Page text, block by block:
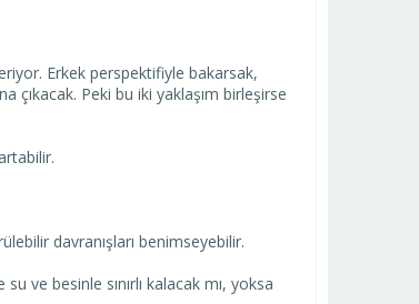
Erkek perspektifiyle bakarsak,
Peki bu iki yaklaşım birleşirse
davranışları benimseyebilir.
ve besinle sınırlı kalacak mı, yoksa